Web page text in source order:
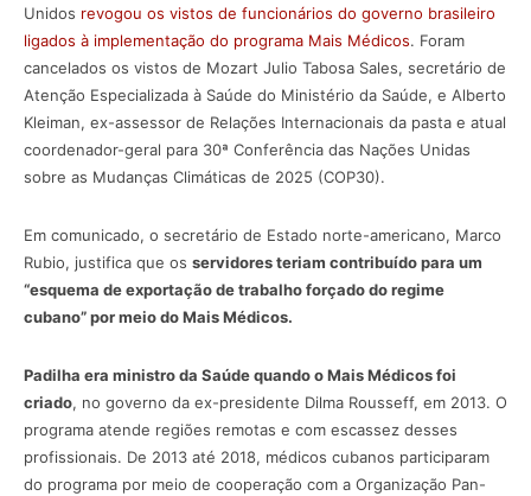
Unidos revogou os vistos de funcionários do governo brasileiro
ligados à implementação do programa Mais Médicos. Foram
cancelados os vistos de Mozart Julio Tabosa Sales, secretário de
Atenção Especializada à Saúde do Ministério da Saúde, e Alberto
Kleiman, ex-assessor de Relações Internacionais da pasta e atual
coordenador-geral para 30ª Conferência das Nações Unidas
sobre as Mudanças Climáticas de 2025 (COP30).
Em comunicado, o secretário de Estado norte-americano, Marco
Rubio, justifica que os servidores teriam contribuído para um
“esquema de exportação de trabalho forçado do regime
cubano” por meio do Mais Médicos.
Padilha era ministro da Saúde quando o Mais Médicos foi
criado, no governo da ex-presidente Dilma Rousseff, em 2013. O
programa atende regiões remotas e com escassez desses
profissionais. De 2013 até 2018, médicos cubanos participaram
do programa por meio de cooperação com a Organização Pan-